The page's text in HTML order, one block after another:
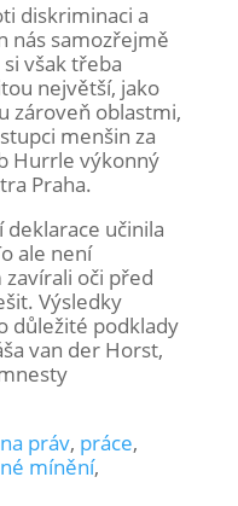
diskriminaci a
nás samozřejmě
však třeba
největší, jako
zároveň oblastmi,
menšin za
Hurrle výkonný
Praha.
učinila
ale není
oči před
Výsledky
důležité podklady
van der Horst,
práv, práce,
mínění,